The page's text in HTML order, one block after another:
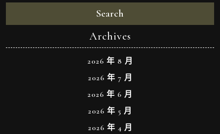
Search
Archives
2026 年 8 月
2026 年 7 月
2026 年 6 月
2026 年 5 月
2026 年 4 月